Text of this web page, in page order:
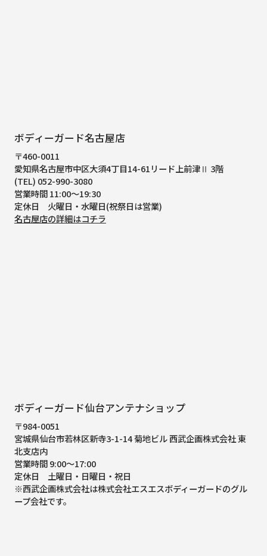
ボディーガード名古屋店
〒460-0011
愛知県名古屋市中区大須4丁目14-61リード上前津Ⅱ 3階
(TEL) 052-990-3080
営業時間 11:00～19:30
定休日 火曜日・水曜日(祝祭日は営業)
名古屋店の詳細はコチラ
ボディーガード仙台アンテナショップ
〒984-0051
宮城県仙台市若林区新寺3-1-14 菊地ビル 西武企画株式会社 東
北支店内
営業時間 9:00～17:00
定休日 土曜日・日曜日・祝日
※西武企画株式会社は株式会社エスエスボディーガードのグル
ープ会社です。